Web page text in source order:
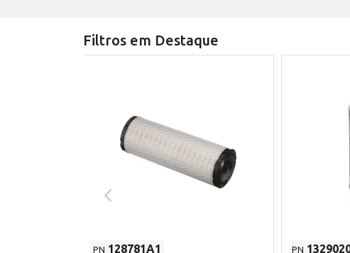
Filtros em Destaque
PN 128781A1
PN